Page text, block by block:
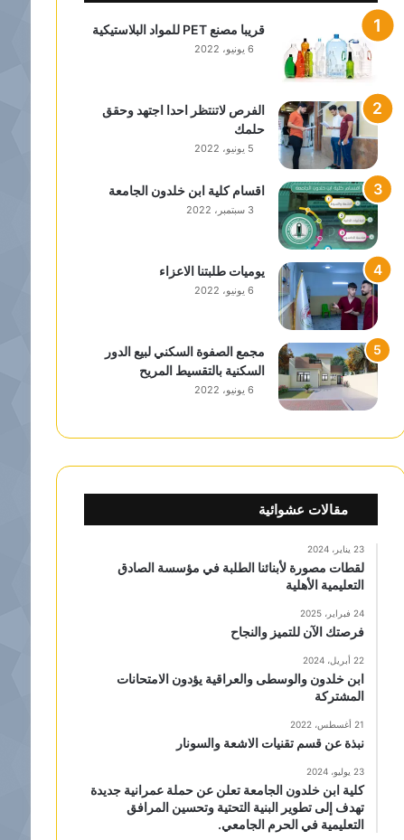
قريبا مصنع PET للمواد البلاستيكية
6 يونيو، 2022
الفرص لاتنتظر احدا اجتهد وحقق
حلمك
5 يونيو، 2022
اقسام كلية ابن خلدون الجامعة
3 سبتمبر، 2022
يوميات طلبتنا الاعزاء
6 يونيو، 2022
مجمع الصفوة السكني لبيع الدور
السكنية بالتقسيط المريح
6 يونيو، 2022
مقالات عشوائية
23 يناير، 2024
لقطات مصورة لأبنائنا الطلبة في مؤسسة الصادق
التعليمية الأهلية
24 فبراير، 2025
فرصتك الآن للتميز والنجاح
22 أبريل، 2024
ابن خلدون والوسطى والعراقية يؤدون الامتحانات
المشتركة
21 أغسطس، 2022
نبذة عن قسم تقنيات الاشعة والسونار
23 يوليو، 2024
كلية ابن خلدون الجامعة تعلن عن حملة عمرانية جديدة
تهدف إلى تطوير البنية التحتية وتحسين المرافق
التعليمية في الحرم الجامعي.